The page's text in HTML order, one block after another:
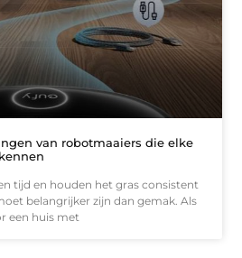
van robotmaaiers die elke
tijd en houden het gras consistent
belangrijker zijn dan gemak. Als
een huis met